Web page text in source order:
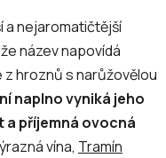
a nejaromatičtější
název napovídá
z hroznů s narůžovělou
naplno vyniká jeho
příjemná ovocná
vína, Tramín